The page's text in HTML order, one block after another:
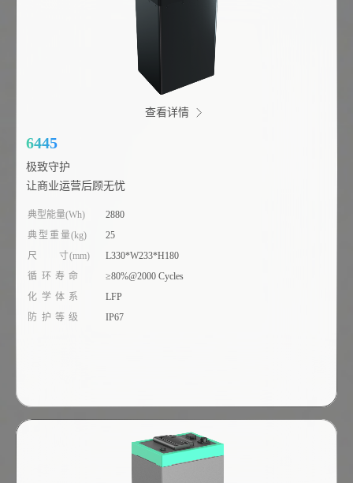
查看详情
6445
极致守护
让商业运营后顾无忧
典型能量(Wh)
2880
典型重量(kg)
25
尺 寸(mm)
L330*W233*H180
循环寿命
≥80%@2000 Cycles
化学体系
LFP
防护等级
IP67